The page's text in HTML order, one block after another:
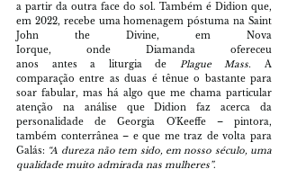
a partir da outra face do sol. Também é Didion que,
em 2022, recebe uma homenagem póstuma na Saint
John the Divine, em Nova
Iorque, onde Diamanda ofereceu
anos antes a liturgia de Plague Mass. A
comparação entre as duas é tênue o bastante para
soar fabular, mas há algo que me chama particular
atenção na análise que Didion faz acerca da
personalidade de Georgia O'Keeffe – pintora,
também conterrânea – e que me traz de volta para
Galás: “A dureza não tem sido, em nosso século, uma
qualidade muito admirada nas mulheres”.